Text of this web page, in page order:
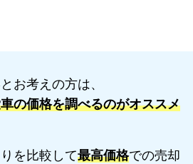
お考えの方は、
の価格を調べるのがオススメ
を比較して最高価格での売却